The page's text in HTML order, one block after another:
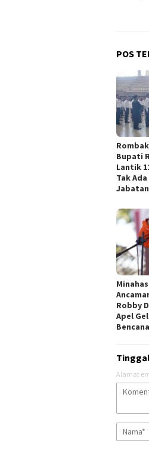
POS
Bupati
Lantik
Tak
Jabatan
Robby
Apel
Bencana
Alamat